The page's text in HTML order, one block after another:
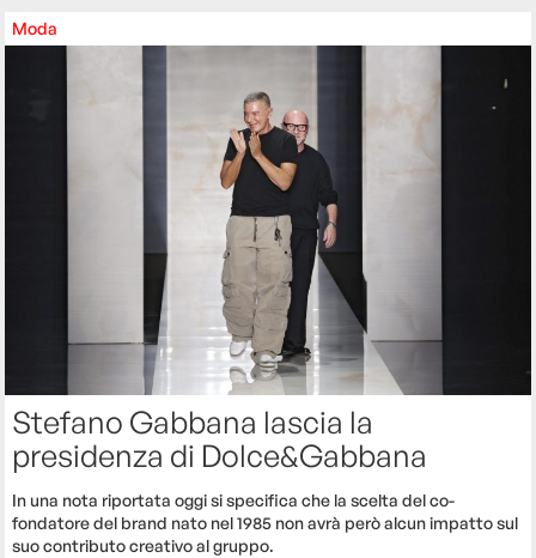
Moda
Stefano Gabbana lascia la
presidenza di Dolce&Gabbana
In una nota riportata oggi si specifica che la scelta del co-
fondatore del brand nato nel 1985 non avrà però alcun impatto sul
suo contributo creativo al gruppo.